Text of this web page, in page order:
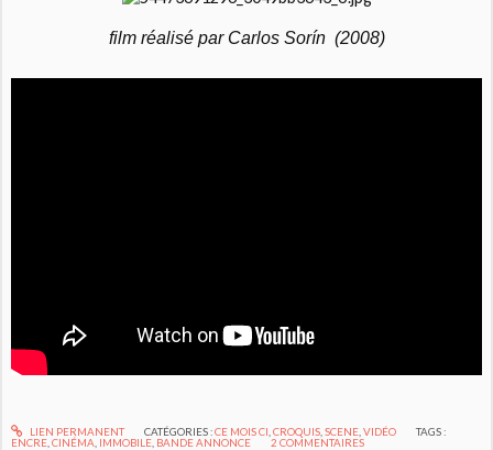
film réalisé par Carlos Sorín (2008)
LIEN PERMANENT CATÉGORIES :CE MOIS CI CROQUIS, SCENE, VIDÉO
TAGS :
ENCRE ,CINÉMA IMMOBILE BANDE ANNONCE 2 COMMENTAIRES